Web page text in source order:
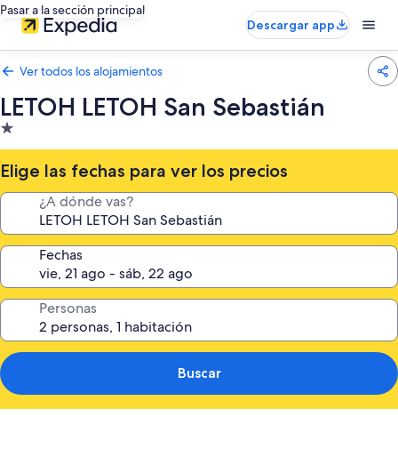
Pasar a la sección principal
Descargar app
Ver todos los alojamientos
LETOH LETOH San Sebastián
Alojamiento
de
1.0 estrella
Elige las fechas para ver los precios
¿A dónde vas?
Fechas
Personas
Buscar